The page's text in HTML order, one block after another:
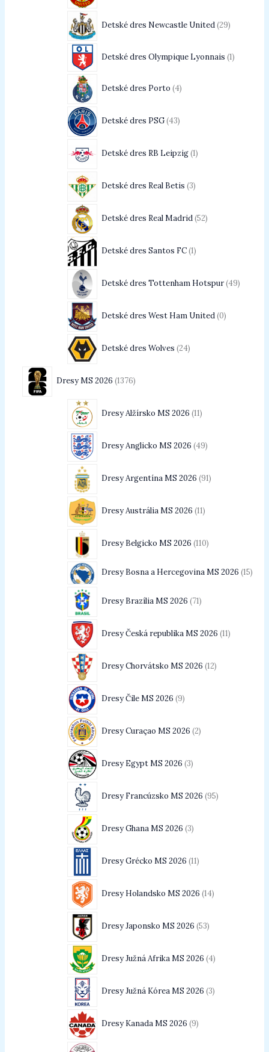
Detské dres Newcastle United 29
Detské dres Olympique Lyonnais 1
Detské dres Porto 4
Detské dres PSG 43
Detské dres RB Leipzig 1
Detské dres Real Betis 3
Detské dres Real Madrid 52
Detské dres Santos FC 1
Detské dres Tottenham Hotspur 49
Detské dres West Ham United 0
Detské dres Wolves 24
Dresy MS 2026 1376
Dresy Alžírsko MS 2026 11
Dresy Anglicko MS 2026 49
Dresy Argentína MS 2026 91
Dresy Austrália MS 2026 11
Dresy Belgicko MS 2026 110
Dresy Bosna a Hercegovina MS 2026 15
Dresy Brazília MS 2026 71
Dresy Česká republika MS 2026 11
Dresy Chorvátsko MS 2026 12
Dresy Čile MS 2026 9
Dresy Curaçao MS 2026 2
Dresy Egypt MS 2026 3
Dresy Francúzsko MS 2026 95
Dresy Ghana MS 2026 3
Dresy Grécko MS 2026 11
Dresy Holandsko MS 2026 14
Dresy Japonsko MS 2026 53
Dresy Južná Afrika MS 2026 4
Dresy Južná Kórea MS 2026 3
Dresy Kanada MS 2026 9